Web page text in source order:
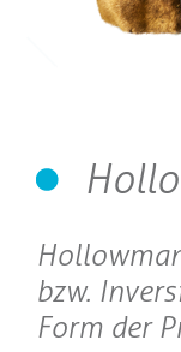
bzw.
Form der